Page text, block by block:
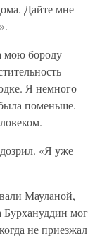
Дайте мне
мою бороду
Я немного
поменьше.
«Я уже
Мауланой,
Бурхануддин мог
не приезжал